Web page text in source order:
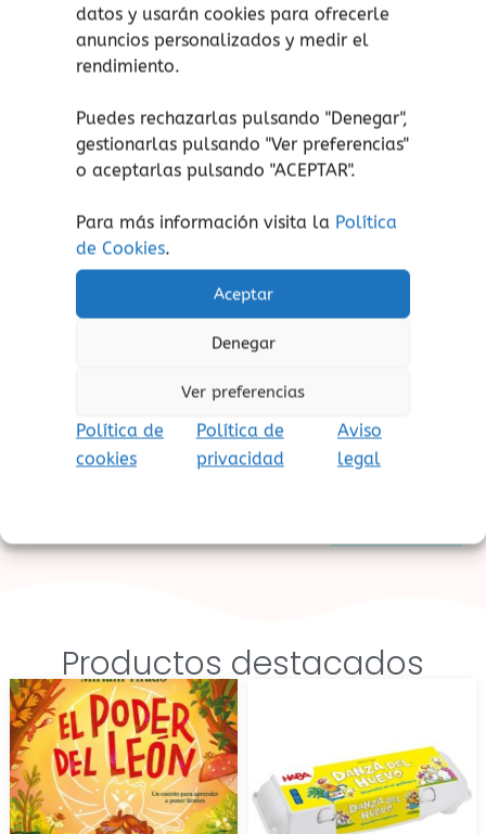
datos y usarán cookies para ofrecerle
anuncios personalizados y medir el
rendimiento.
Puedes rechazarlas pulsando "Denegar",
gestionarlas pulsando "Ver preferencias"
o aceptarlas pulsando "ACEPTAR".
Para más información visita la Política
de Cookies.
Aceptar
Denegar
Ver preferencias
Política de
cookies
Política de
privacidad
Aviso
legal
Juguetes por edades
1+ 2+ 5+
Productos destacados